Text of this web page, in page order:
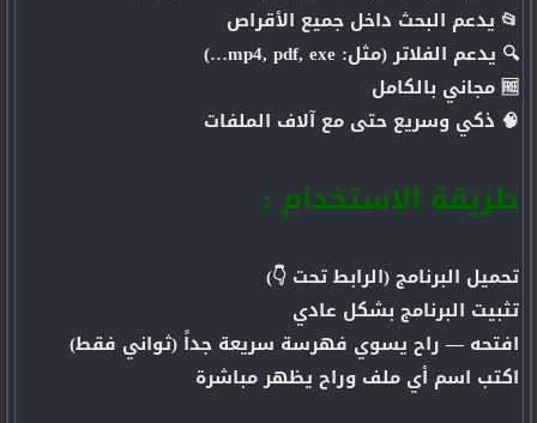
📂 يدعم البحث داخل جميع الأقراص
🔍 يدعم الفلاتر (مثل: mp4, pdf, exe…)
🆓 مجاني بالكامل
🧠 ذكي وسريع حتى مع آلاف الملفات
طريقة الاستخدام :
تحميل البرنامج (الرابط تحت 👇)
تثبيت البرنامج بشكل عادي
افتحه — راح يسوي فهرسة سريعة جداً (ثواني فقط)
اكتب اسم أي ملف وراح يظهر مباشرة